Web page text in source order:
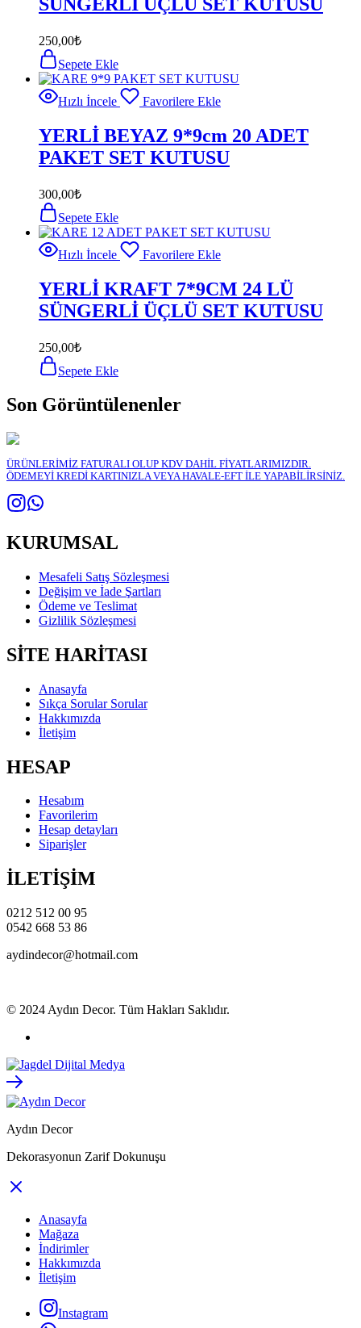
250,00₺
Sepete Ekle
Hızlı İncele Favorilere Ekle
YERLİ BEYAZ 9*9cm 20 ADET
PAKET SET KUTUSU
300,00₺
Sepete Ekle
Hızlı İncele Favorilere Ekle
YERLİ KRAFT 7*9CM 24 LÜ
SÜNGERLİ ÜÇLÜ SET KUTUSU
250,00₺
Sepete Ekle
Son Görüntülenenler
ÜRÜNLERİMİZ FATURALI OLUP KDV DAHİL FİYATLARIMIZDIR.
ÖDEMEYİ KREDİ KARTINIZLA VEYA HAVALE-EFT İLE YAPABİLİRSİNİZ.
KURUMSAL
Mesafeli Satış Sözleşmesi
Değişim ve İade Şartları
Ödeme ve Teslimat
Gizlilik Sözleşmesi
SİTE HARİTASI
Anasayfa
Sıkça Sorular Sorular
Hakkımızda
İletişim
HESAP
Hesabım
Favorilerim
Hesap detayları
Siparişler
İLETİŞİM
0212 512 00 95
0542 668 53 86
aydindecor@hotmail.com
© 2024 Aydın Decor. Tüm Hakları Saklıdır.
Aydın Decor
Dekorasyonun Zarif Dokunuşu
Anasayfa
Mağaza
İndirimler
Hakkımızda
İletişim
Instagram